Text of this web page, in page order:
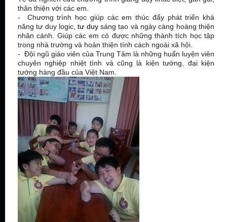
thân thiện với các em.
- Chương trình học giúp các em thúc đẩy phát triển khả
năng tư duy logic,tư duysáng tạo và ngày càng hoàng thiện
nhân cánh. Giúp các em có được những thành tích học tập
trong nhà trường và hoàn thiện tính cách ngoài xã hội.
- Đội ngũ giáo viên của Trung Tâm là những huấn luyện viên
chuyên nghiệp nhiệt tình và cũng là kiện tướng, đại kiện
tướng hàng đầu của Việt Nam.